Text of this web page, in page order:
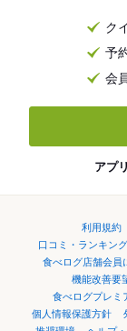
ク
予
会
アプ
利用規約
口コミ・ランキン
食べログ店舗会員
機能改善要
食べログプレミ
個人情報保護方針